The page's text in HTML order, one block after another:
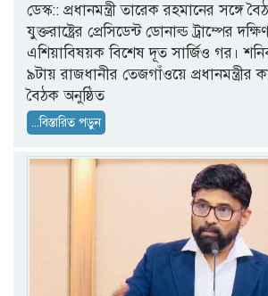
ডেস্ক:: প্রধানমন্ত্রী তারেক রহমানের সঙ্গে
যুক্তরাষ্ট্রের প্রেসিডেন্ট ডোনাল্ড ট্রাম্পের
এশিয়াবিষয়ক বিশেষ দূত সার্জিও গর।
৯টায় রাজধানীর তেজগাঁওয়ে প্রধানমন্ত্রীর
বৈঠক অনুষ্ঠিত
...বিস্তারিত পড়ুন